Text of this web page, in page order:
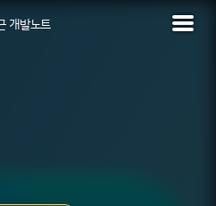
개발노트